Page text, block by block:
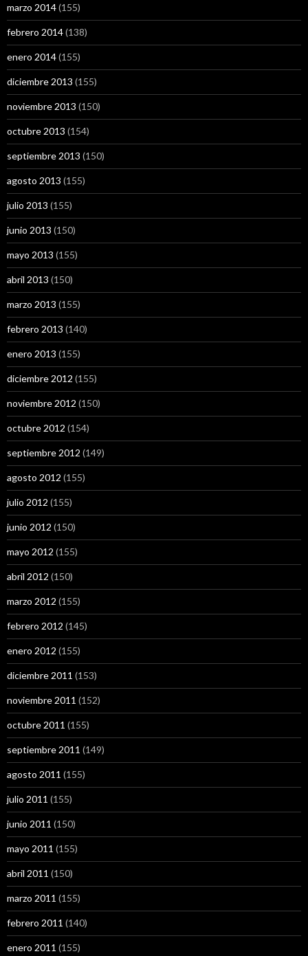
marzo 2014(155)
febrero 2014(138)
enero 2014(155)
diciembre 2013 (155)
noviembre 2013 (150)
octubre 2013 (154)
septiembre 2013 (150)
agosto 2013 (155)
julio 2013 (155)
junio 2013 (150)
mayo 2013 (155)
abril 2013 (150)
marzo 2013 (155)
febrero 2013 (140)
enero 2013 (155)
diciembre 2012 (155)
noviembre 2012 (150)
octubre 2012 (154)
septiembre 2012 (149)
agosto 2012 (155)
julio 2012 (155)
junio 2012 (150)
mayo 2012 (155)
abril 2012 (150)
marzo 2012 (155)
febrero 2012 (145)
enero 2012 (155)
diciembre 2011 (153)
noviembre 2011 (152)
octubre 2011 (155)
septiembre 2011 (149)
agosto 2011 (155)
julio 2011 (155)
junio 2011 (150)
mayo 2011 (155)
abril 2011 (150)
marzo 2011 (155)
febrero 2011 (140)
enero 2011 (155)